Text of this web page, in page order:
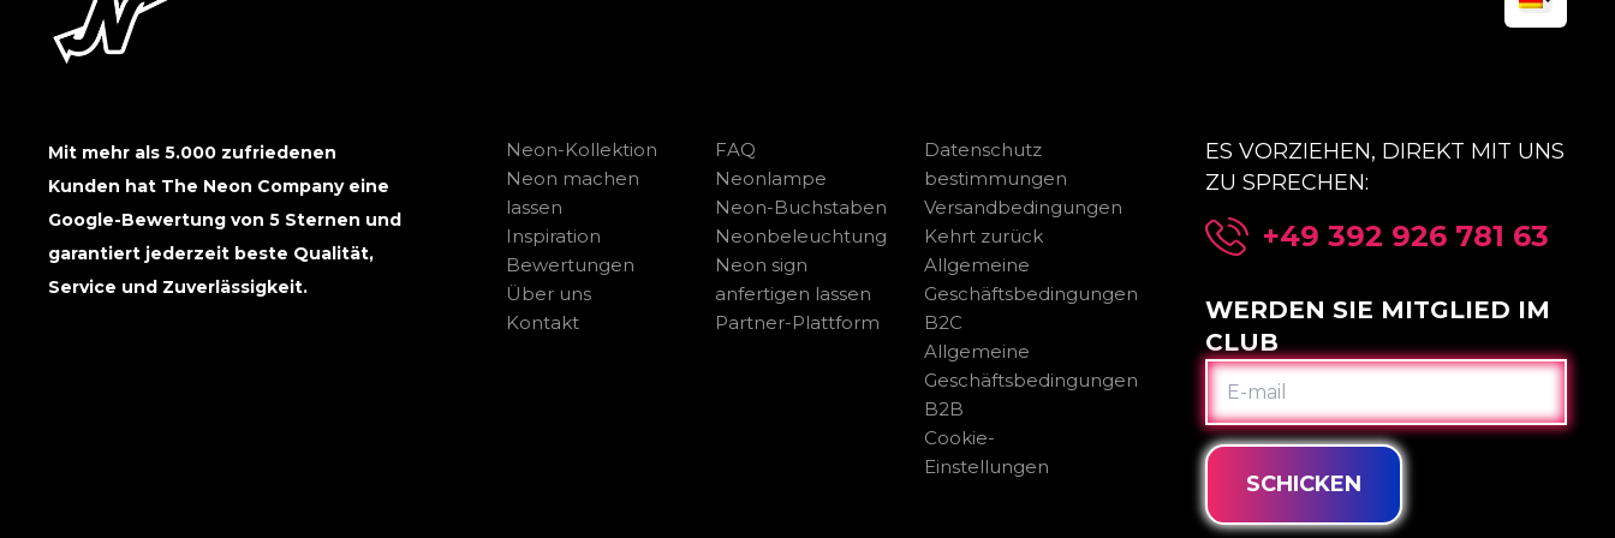
Mit mehr als 5.000 zufriedenen
Kunden hat The Neon Company eine
Google-Bewertung von 5 Sternen und
garantiert jederzeit beste Qualität,
Service und Zuverlässigkeit.
Neon-Kollektion
Neon machen
lassen
Inspiration
Bewertungen
Über uns
Kontakt
FAQ
Neonlampe
Neon-Buchstaben
Neonbeleuchtung
Neon sign
anfertigen lassen
Partner-Plattform
Datenschutz
bestimmungen
Versandbedingungen
Kehrt zurück
Allgemeine
Geschäftsbedingungen
B2C
Allgemeine
Geschäftsbedingungen
B2B
Cookie-
Einstellungen
ES VORZIEHEN, DIREKT MIT UNS
ZU SPRECHEN:
+49 392 926 781 63
WERDEN SIE MITGLIED IM
CLUB
E-
MAIL
SCHICKEN